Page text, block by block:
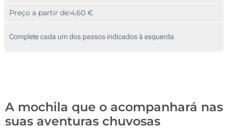
30
75
Preço a partir de:4,60 €
Complete cada um dos passos indicados à esquerda
A mochila que o acompanhará nas
suas aventuras chuvosas